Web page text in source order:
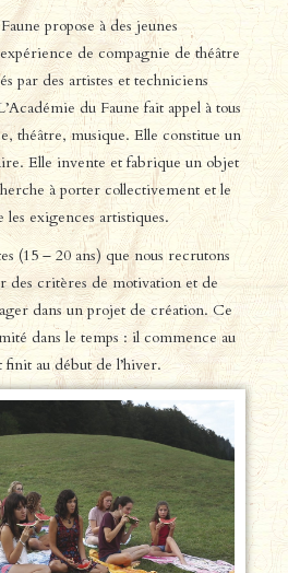
propose à des jeunes
de compagnie de théâtre
par des artistes et techniciens
du Faune fait appel à tous
théâtre, musique. Elle constitue un
Elle invente et fabrique un objet
à porter collectivement et le
les exigences artistiques.
(15 – 20 ans) que nous recrutons
des critères de motivation et de
dans un projet de création. Ce
dans le temps : il commence au
finit au début de l’hiver.